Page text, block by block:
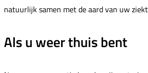
natuurlijk samen met de aard van uw
Als u weer thuis bent